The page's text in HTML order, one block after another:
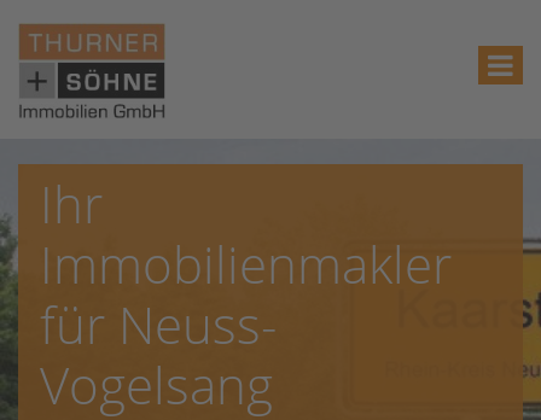
Ihr
Immobilienmakler
für Neuss-
Vogelsang